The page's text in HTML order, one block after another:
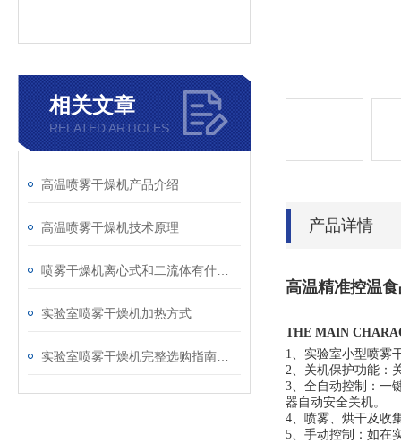
相关文章
RELATED ARTICLES
高温喷雾干燥机产品介绍
高温喷雾干燥机技术原理
实验室喷雾干燥机加热方式
产品详情
高温精准控温
THE MAIN
1、实验室小型喷雾
2、关机保护功能：
3、全自动控制：一
器自动安全关机。
4、喷雾、烘干及收
5、手动控制：如在